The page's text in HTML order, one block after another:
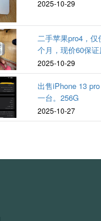
2025-10-29
二手苹果pro4，仅
个月，现价60保证
2025-10-29
出售iPhone 13
一台。256G
2025-10-27